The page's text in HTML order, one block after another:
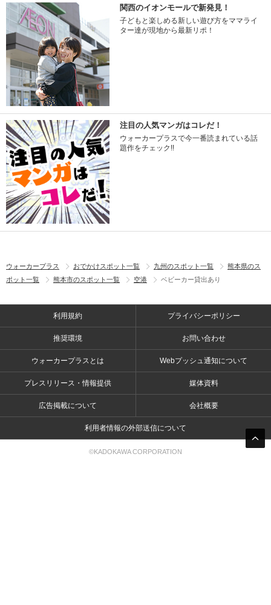
関西のイオンモールで新発見！
子どもと楽しめる新しい遊び方をママライ
ター達が現地から最新リポ！
注目の人気マンガはコレだ！
ウォーカープラスで今一番読まれている話
題作をチェック!!
ウォーカープラス おでかけスポット一覧 九州のスポット一覧
熊本県のス
ポット一覧
熊本市のスポット一覧 空港 ベビーカー貸出あり
利用規約 プライバシーポリシー
推奨環境 お問い合わせ
ウォーカープラスとは Webプッシュ通知について
プレスリリース・情報提供 媒体資料
広告掲載について 会社概要
利用者情報の外部送信について
©KADOKAWA CORPORATION